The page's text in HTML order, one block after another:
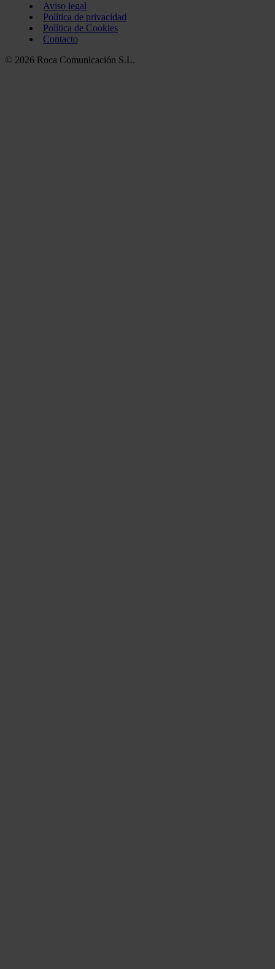
Aviso legal
Política de privacidad
Política de Cookies
Contacto
© 2026 Roca Comunicación S.L.